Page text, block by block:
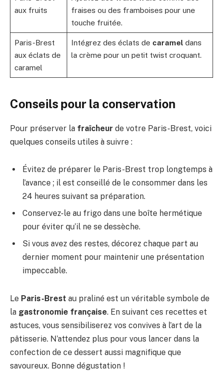
aux fruits
fraises ou des framboises pour une
touche fruitée.
Paris-Brest
aux éclats de
caramel
Intégrez des éclats de carameldans
la crème pour un petit twist croquant.
Conseils pour la conservation
Pour préserver la fraîcheur de votre Paris-Brest, voici
quelques conseils utiles à suivre :
Évitez de préparer le Paris-Brest trop longtemps à
l’avance ; il est conseillé de le consommer dans les
24 heures suivant sa préparation.
Conservez-le au frigo dans une boîte hermétique
pour éviter qu’il ne se dessèche.
Si vous avez des restes, décorez chaque part au
dernier moment pour maintenir une présentation
impeccable.
Le Paris-Brest au praliné est un véritable symbole de
la gastronomie française. En suivant ces recettes et
astuces, vous sensibiliserez vos convives à l’art de la
pâtisserie. N’attendez plus pour vous lancer dans la
confection de ce dessert aussi magnifique que
savoureux. Bonne dégustation !